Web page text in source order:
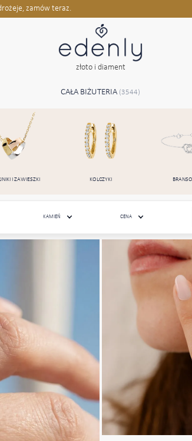
zamów teraz.
złoto i diament
CAŁA BIŻUTERIA (3544)
I ZAWIESZKI KOLCZYKI
KAMIEŃ CENA